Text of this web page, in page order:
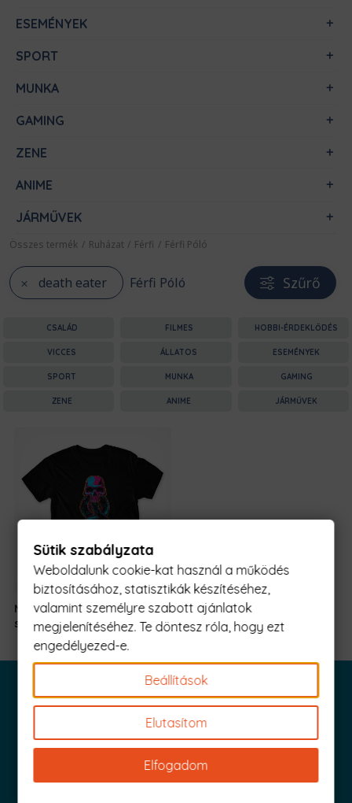
ESEMÉNYEK
SPORT
MUNKA
GAMING
ZENE
ANIME
JÁRMŰVEK
Összes termék / Ruházat / Férfi / Férfi Póló
death eater Férfi Póló Szűrő
CSALÁD FILMES HOBBI-ÉRDEKLŐDÉS
VICCES ÁLLATOS ESEMÉNYEK
SPORT MUNKA GAMING
ZENE ANIME JÁRMŰVEK
Neon Death Eater
symbol
7190 Ft-
tól
Iratkozz fel és küldjük is az 1000 Ft értékű kuponod!
Sütik szabályzata
Weboldalunk cookie-kat használ a működés
biztosításához, statisztikák készítéséhez,
valamint személyre szabott ajánlatok
megjelenítéséhez. Te döntesz róla, hogy ezt
engedélyezed-e.
Beállítások
Elutasítom
Elfogadom